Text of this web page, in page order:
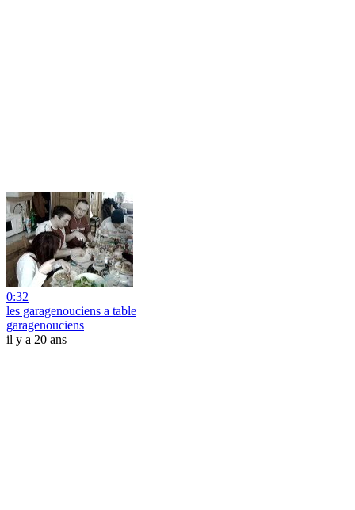
0:32
les garagenouciens a table
garagenouciens
il y a 20 ans